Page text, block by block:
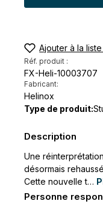
Ajouter à la
Réf. produit :
FX-Heli-10003707
Fabricant:
Helinox
Type de produit:
Description
Une
désormais
Cette nouvelle t…
Personne